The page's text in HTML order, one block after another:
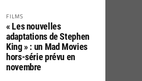
FILMS
« Les nouvelles
adaptations de Stephen
King » : un Mad Movies
hors-série prévu en
novembre